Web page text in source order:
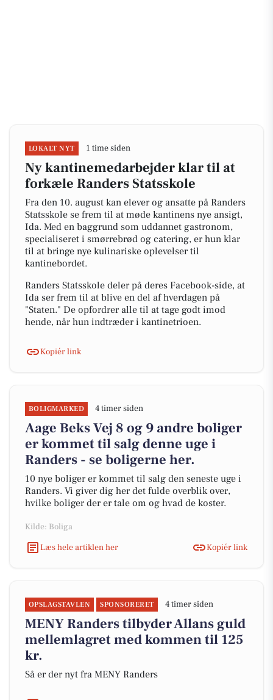
LOKALT NYT 1 time siden
Ny kantinemedarbejder klar til at
forkæle Randers Statsskole
Fra den 10. august kan elever og ansatte på Randers
Statsskole se frem til at møde kantinens nye ansigt,
Ida. Med en baggrund som uddannet gastronom,
specialiseret i smørrebrød og catering, er hun klar
til at bringe nye kulinariske oplevelser til
kantinebordet.
Randers Statsskole deler på deres Facebook-side, at
Ida ser frem til at blive en del af hverdagen på
"Staten." De opfordrer alle til at tage godt imod
hende, når hun indtræder i kantinetrioen.
Kopiér link
BOLIGMARKED 4 timer siden
Aage Beks Vej 8 og 9 andre boliger
er kommet til salg denne uge i
Randers - se boligerne her.
10 nye boliger er kommet til salg den seneste uge i
Randers. Vi giver dig her det fulde overblik over,
hvilke boliger der er tale om og hvad de koster.
Kilde: Boliga
Læs hele artiklen her
Kopiér link
OPSLAGSTAVLEN SPONSORERET 4 timer siden
MENY Randers tilbyder Allans guld
mellemlagret med kommen til 125
kr.
Så er der nyt fra MENY Randers